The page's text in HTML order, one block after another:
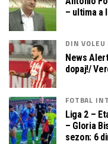
– ultima a
DIN VOLEU
News
dopaj!/
FOTBAL
Liga 2 –
– Gloria
sezon: 6